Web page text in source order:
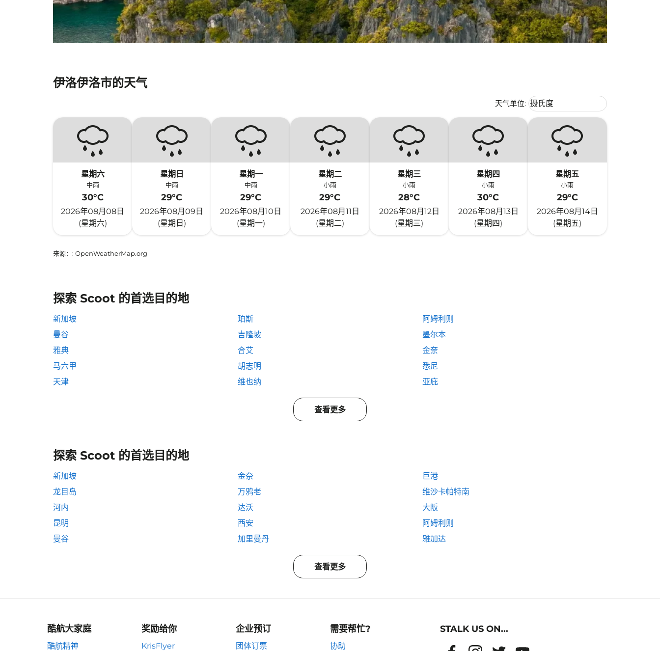
伊洛伊洛市的天气
天气单位: Weather unit option 摄氏度
摄氏度
keyboard_arrow_down
星期六
中雨
30°C
2026年08月08日
(星期六)
星期日
中雨
29°C
2026年08月09日
(星期日)
星期一
中雨
29°C
2026年08月10日
(星期一)
星期二
小雨
29°C
2026年08月11日
(星期二)
星期三
小雨
28°C
2026年08月12日
(星期三)
星期四
小雨
30°C
2026年08月13日
(星期四)
星期五
小雨
29°C
2026年08月14日
(星期五)
来源： : OpenWeatherMap.org
探索 Scoot 的首选目的地
新加坡 珀斯
阿姆利则
曼谷
吉隆坡
墨尔本
雅典
合艾
金奈
马六甲
胡志明
悉尼
天津
维也纳 亚庇
查看更多
探索 Scoot 的首选目的地
新加坡 金奈
巨港
龙目岛
万鸦老
维沙卡帕特南
河内
达沃
大阪
昆明
西安
阿姆利则
曼谷
加里曼丹 雅加达
查看更多
酷航大家庭
酷航精神
奖励给你
KrisFlyer
企业预订
团体订票
需要帮忙?
协助
STALK US ON...